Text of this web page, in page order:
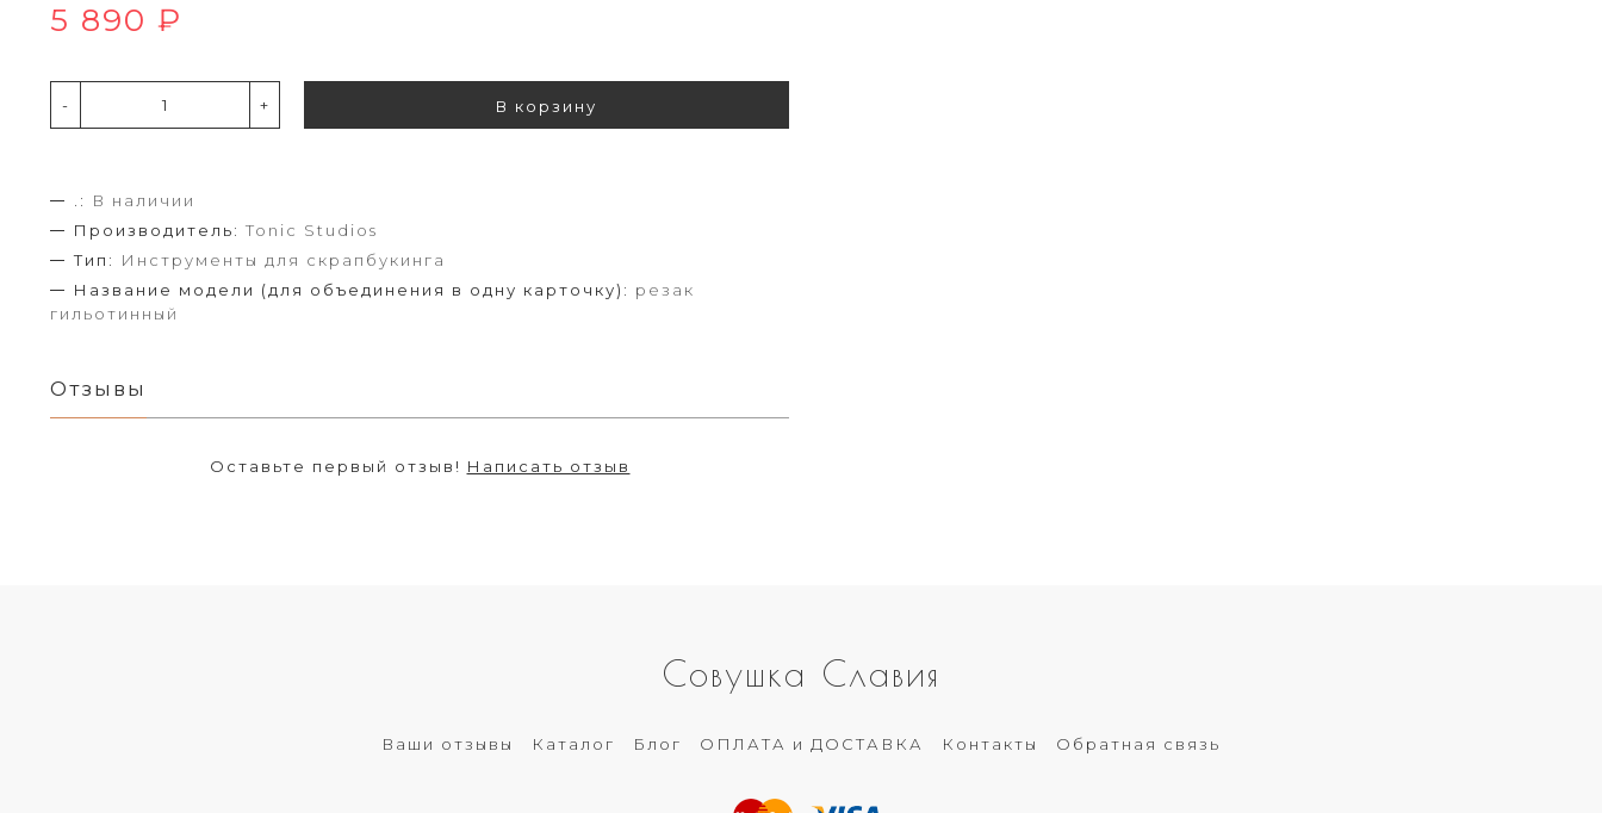
5 890 ₽
- + В корзину
.:
В наличии
Производитель: Tonic Studios
Тип:
Инструменты для скрапбукинга
Название модели (для объединения в одну карточку): резак
гильотинный
Отзывы
Оставьте первый отзыв! Написать отзыв
Совушка Славия
Ваши отзывы Каталог Блог ОПЛАТА и ДОСТАВКА Контакты Обратная связь